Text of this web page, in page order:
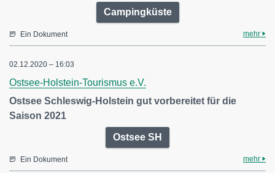
Campingküste
Ein Dokument mehr
02.12.2020 – 16:03
Ostsee-Holstein-Tourismus e.V.
Ostsee Schleswig-Holstein gut vorbereitet für die
Saison 2021
Ostsee SH
Ein Dokument mehr